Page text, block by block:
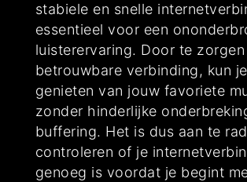
stabiele en snelle
essentieel voor een
luisterervaring. Door te
betrouwbare verbinding, kun
genieten van jouw favoriete
zonder hinderlijke
buffering. Het is dus aan te
controleren of je
genoeg is voordat je begint